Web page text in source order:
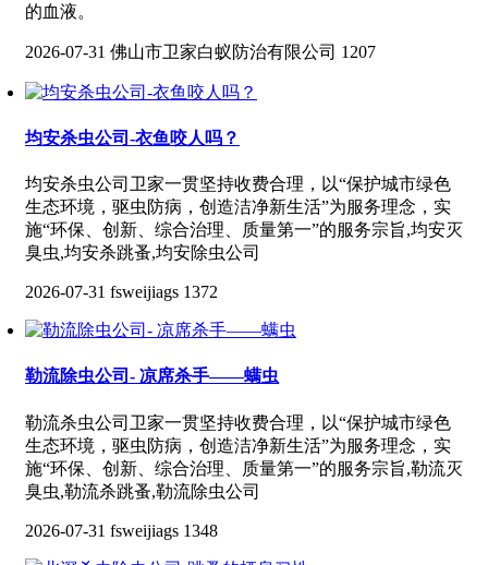
的血液。
2026-07-31 佛山市卫家白蚁防治有限公司 1207
均安杀虫公司-衣鱼咬人吗？
均安杀虫公司卫家一贯坚持收费合理，以“保护城市绿色
生态环境，驱虫防病，创造洁净新生活”为服务理念，实
施“环保、创新、综合治理、质量第一”的服务宗旨,均安灭
臭虫,均安杀跳蚤,均安除虫公司
2026-07-31 fsweijiags 1372
勒流除虫公司- 凉席杀手——螨虫
勒流杀虫公司卫家一贯坚持收费合理，以“保护城市绿色
生态环境，驱虫防病，创造洁净新生活”为服务理念，实
施“环保、创新、综合治理、质量第一”的服务宗旨,勒流灭
臭虫,勒流杀跳蚤,勒流除虫公司
2026-07-31 fsweijiags 1348